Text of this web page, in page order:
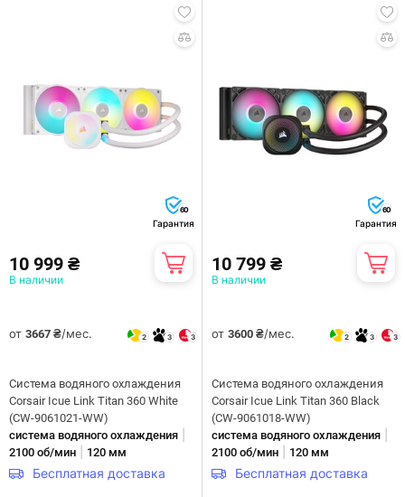
60
Гарантия
10 999 ₴
В наличии
от 3667 ₴/мес. 2 3 3
Система водяного охлаждения
Corsair Icue Link Titan 360 White
(CW-9061021-WW)
система водяного охлаждения
2100 об/мин 120 мм
Бесплатная доставка
60
Гарантия
10 799 ₴
В наличии
от 3600 ₴/мес. 2 3 3
Система водяного охлаждения
Corsair Icue Link Titan 360 Black
(CW-9061018-WW)
система водяного охлаждения
2100 об/мин 120 мм
Бесплатная доставка